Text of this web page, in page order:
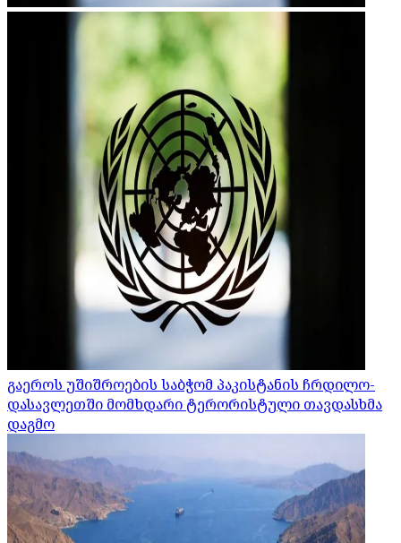
გაეროს უშიშროების საბჭომ პაკისტანის ჩრდილო-
დასავლეთში მომხდარი ტერორისტული თავდასხმა
დაგმო